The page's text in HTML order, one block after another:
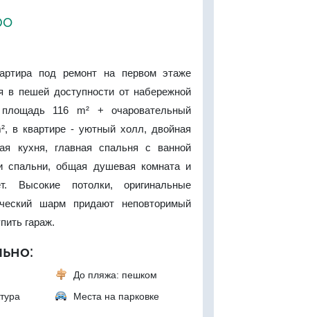
под ремонт на первом этаже
в пешей доступности от набережной
116 m² + очаровательный
в квартире - уютный холл, двойная
кухня, главная спальня с ванной
спальни, общая душевая комната и
Высокие потолки, оригинальные
шарм придают неповторимый
гараж.
До пляжа: пешком
Места на парковке